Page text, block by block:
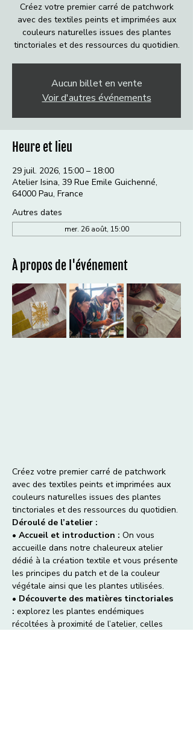
Créez votre premier carré de patchwork
avec des textiles peints et imprimées aux
couleurs naturelles issues des plantes
tinctoriales et des ressources du quotidien.
Aucun billet en vente
Voir d'autres événements
Heure et lieu
29 juil. 2026, 15:00 – 18:00
Atelier Isina, 39 Rue Emile Guichenné,
64000 Pau, France
Autres dates
mer. 26 août, 15:00
À propos de l'événement
Créez votre premier carré de patchwork
avec des textiles peints et imprimées aux
couleurs naturelles issues des plantes
tinctoriales et des ressources du quotidien.
Déroulé de l’atelier :
• Accueil et introduction : On vous
accueille dans notre chaleureux atelier
dédié à la création textile et vous présente
les principes du patch et de la couleur
végétale ainsi que les plantes utilisées.
• Découverte des matières tinctoriales
: explorez les plantes endémiques
récoltées à proximité de l’atelier, celles